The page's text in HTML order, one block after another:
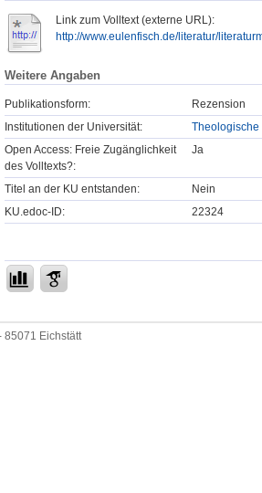
Link zum Volltext (externe URL):
http://www.eulenfisch.de/literatur/
Weitere Angaben
Publikationsform:
Rezension
Institutionen der Universität:
Theologische
Open Access: Freie Zugänglichkeit
des Volltexts?:
Ja
Titel an der KU entstanden:
Nein
KU.edoc-ID:
22324
85071 Eichstätt